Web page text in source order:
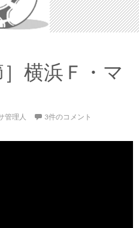
横浜Ｆ・マ
管理人 3件のコメント